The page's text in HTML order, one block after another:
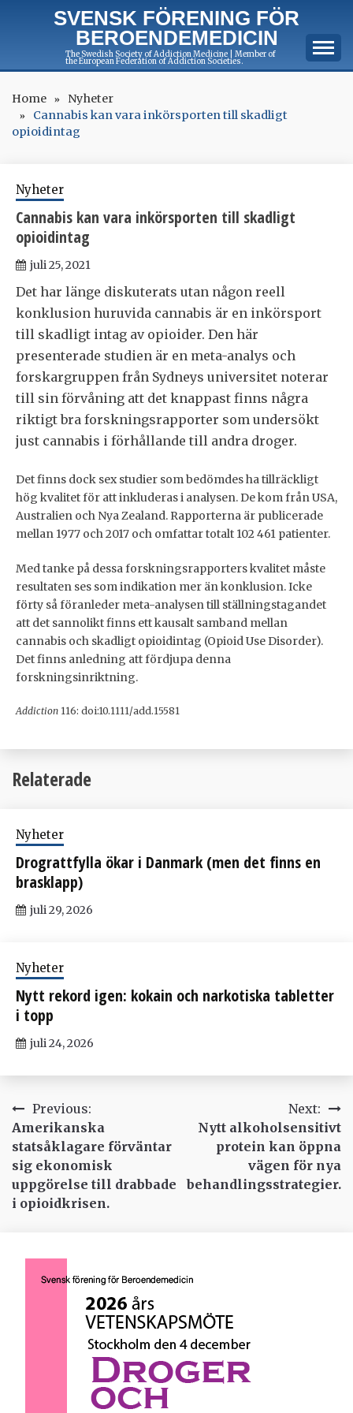
SVENSK FÖRENING FÖR
BEROENDEMEDICIN
The Swedish Society of Addiction Medicine | Member of
the European Federation of Addiction Societies.
Home
Nyheter
Cannabis kan vara inkörsporten till skadligt
opioidintag
Nyheter
Cannabis kan vara inkörsporten till skadligt
opioidintag
juli 25, 2021
Det har länge diskuterats utan någon reell
konklusion huruvida cannabis är en inkörsport
till skadligt intag av opioider. Den här
presenterade studien är en meta-analys och
forskargruppen från Sydneys universitet noterar
till sin förvåning att det knappast finns några
riktigt bra forskningsrapporter som undersökt
just cannabis i förhållande till andra droger.
Det finns dock sex studier som bedömdes ha tillräckligt
hög kvalitet för att inkluderas i analysen. De kom från USA,
Australien och Nya Zealand. Rapporterna är publicerade
mellan 1977 och 2017 och omfattar totalt 102 461 patienter.
Med tanke på dessa forskningsrapporters kvalitet måste
resultaten ses som indikation mer än konklusion. Icke
förty så föranleder meta-analysen till ställningstagandet
att det sannolikt finns ett kausalt samband mellan
cannabis och skadligt opioidintag (Opioid Use Disorder).
Det finns anledning att fördjupa denna
forskningsinriktning.
Addiction 116: doi:10.1111/add.15581
Relaterade
Nyheter
Drograttfylla ökar i Danmark (men det finns en
brasklapp)
juli 29, 2026
Nyheter
Nytt rekord igen: kokain och narkotiska tabletter
i topp
juli 24, 2026
Inläggsnavigering
Previous:
Amerikanska
statsåklagare förväntar
sig ekonomisk
uppgörelse till drabbade
i opioidkrisen.
Next:
Nytt alkoholsensitivt
protein kan öppna
vägen för nya
behandlingsstrategier.